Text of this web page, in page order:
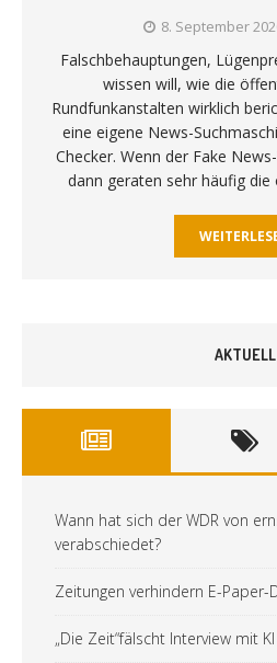
8. September
Falschbehauptungen,
wissen will, wie die
Rundfunkanstalten wirklich
eine eigene News-
Checker. Wenn der Fake
dann geraten sehr häufig
AKTUELL
Wann hat sich der WDR von
verabschiedet?
Zeitungen verhindern E-Paper-
„Die Zeit“fälscht Interview mit KI